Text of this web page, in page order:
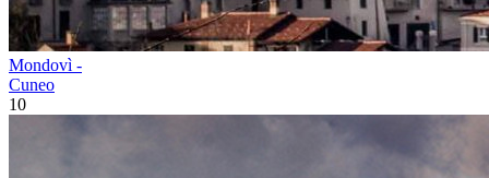
Mondovì -
Cuneo
10